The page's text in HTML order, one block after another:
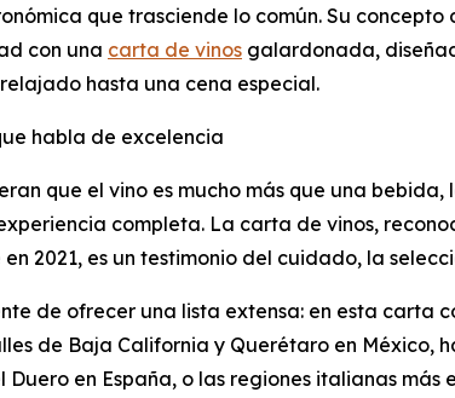
que trasciende lo común. Su concepto
con una carta de vinos galardonada,
hasta una cena especial.
habla de excelencia
que el vino es mucho más que una bebida,
completa. La carta de vinos,
2021, es un testimonio del cuidado, la
de ofrecer una lista extensa: en esta carta
de Baja California y Querétaro en México,
Duero en España, o las regiones italianas